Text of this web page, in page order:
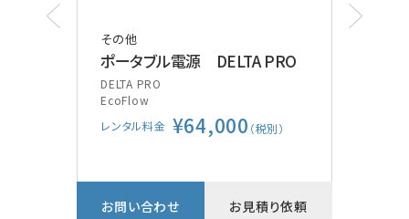
その他
ポータブル電源 DELTA PRO
DELTA PRO
EcoFlow
レンタル料金 ¥64,000 （税別）
お問い合わせ お見積り依頼